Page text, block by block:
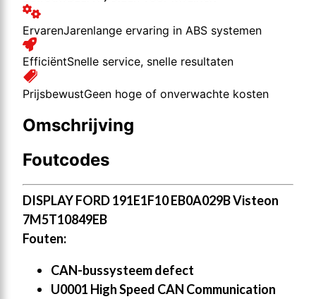
ErvarenJarenlange ervaring in ABS systemen
EfficiëntSnelle service, snelle resultaten
PrijsbewustGeen hoge of onverwachte kosten
Omschrijving
Foutcodes
DISPLAY FORD 191E1F10 EB0A029B Visteon
7M5T10849EB
Fouten:
CAN-bussysteem defect
U0001 High Speed CAN Communication